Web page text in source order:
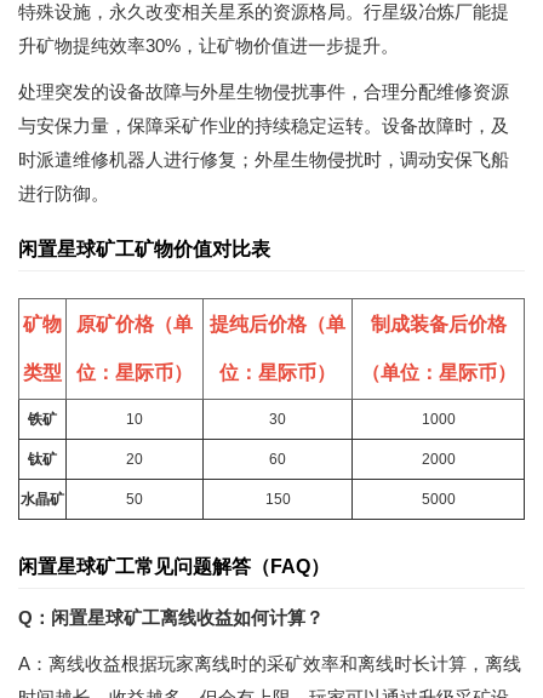
特殊设施，永久改变相关星系的资源格局。行星级冶炼厂能提
升矿物提纯效率30%，让矿物价值进一步提升。
处理突发的设备故障与外星生物侵扰事件，合理分配维修资源
与安保力量，保障采矿作业的持续稳定运转。设备故障时，及
时派遣维修机器人进行修复；外星生物侵扰时，调动安保飞船
进行防御。
闲置星球矿工矿物价值对比表
矿物
类型
原矿价格（单
位：星际币）
提纯后价格（单
位：星际币）
制成装备后价格
（单位：星际币）
铁矿 10 30 1000
钛矿 20 60 2000
水晶矿 50 150 5000
闲置星球矿工常见问题解答（FAQ）
Q：闲置星球矿工离线收益如何计算？
A：离线收益根据玩家离线时的采矿效率和离线时长计算，离线